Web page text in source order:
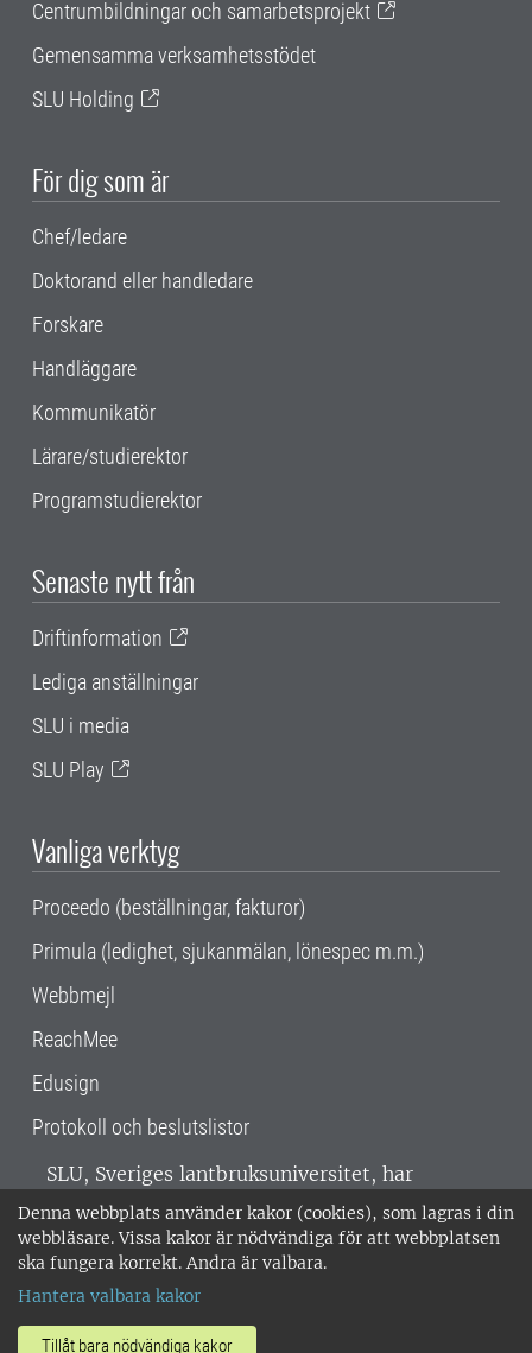
Denna webbplats använder kakor (cookies), som lagras i din
webbläsare. Vissa kakor är nödvändiga för att webbplatsen
ska fungera korrekt. Andra är valbara.
Hantera valbara kakor
Tillåt bara nödvändiga kakor
Centrumbildningar och samarbetsprojekt
Gemensamma verksamhetsstödet
SLU Holding
För dig som är
Chef/ledare
Doktorand eller handledare
Forskare
Handläggare
Kommunikatör
Lärare/studierektor
Programstudierektor
Senaste nytt från
Driftinformation
Lediga anställningar
SLU i media
SLU Play
Vanliga verktyg
Proceedo (beställningar, fakturor)
Primula (ledighet, sjukanmälan, lönespec m.m.)
Webbmejl
ReachMee
Edusign
Protokoll och beslutslistor
SLU, Sveriges lantbruksuniversitet, har
verksamhet över hela Sverige. Huvudorter är
Alnarp, Uppsala och Umeå.SLU är
miljöcertifierat enligt ISO 14001. •
018-67 10 00 • Org nr: 202100-2817 •
Om SLU:s webbplatser